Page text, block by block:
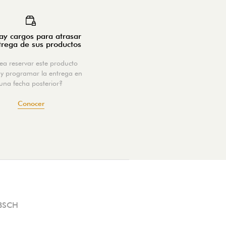
cargos para atrasar
de sus productos
reservar este producto
programar la entrega en
fecha posterior?
Conocer